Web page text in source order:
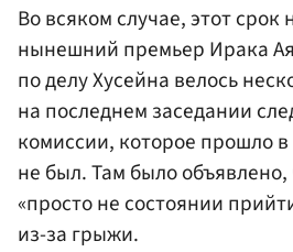
Во всяком случае, этот срок
нынешний премьер Ирака
по делу Хусейна велось
на последнем заседании
комиссии, которое прошло
не был. Там было
«просто не состоянии
из-за грыжи.